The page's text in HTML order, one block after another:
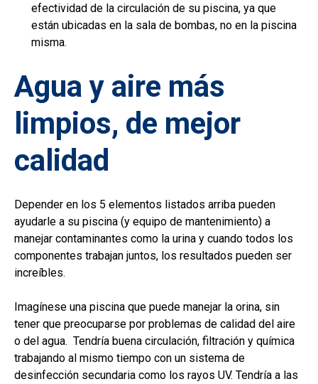
efectividad de la circulación de su piscina, ya que
están ubicadas en la sala de bombas, no en la piscina
misma.
Agua y aire más
limpios, de mejor
calidad
Depender en los 5 elementos listados arriba pueden
ayudarle a su piscina (y equipo de mantenimiento) a
manejar contaminantes como la urina y cuando todos los
componentes trabajan juntos, los resultados pueden ser
increíbles.
Imagínese una piscina que puede manejar la orina, sin
tener que preocuparse por problemas de calidad del aire
o del agua. Tendría buena circulación, filtración y química
trabajando al mismo tiempo con un sistema de
desinfección secundaria como los rayos UV. Tendría a las